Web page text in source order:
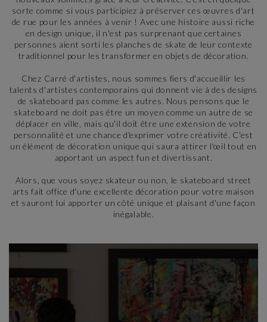
sorte comme si vous participiez à préserver ces œuvres d'art
de rue pour les années à venir ! Avec une histoire aussi riche
en design unique, il n'est pas surprenant que certaines
personnes aient sorti les planches de skate de leur contexte
traditionnel pour les transformer en objets de décoration.
Chez Carré d'artistes, nous sommes fiers d'accueillir les
talents d'artistes contemporains qui donnent vie à des designs
de skateboard pas comme les autres. Nous pensons que le
skateboard ne doit pas être un moyen comme un autre de se
déplacer en ville, mais qu'il doit être une extension de votre
personnalité et une chance d'exprimer votre créativité. C'est
un élément de décoration unique qui saura attirer l'œil tout en
apportant un aspect fun et divertissant.
Alors, que vous soyez skateur ou non, le skateboard street
arts fait office d'une excellente décoration pour votre maison
et sauront lui apporter un côté unique et plaisant d'une façon
inégalable.